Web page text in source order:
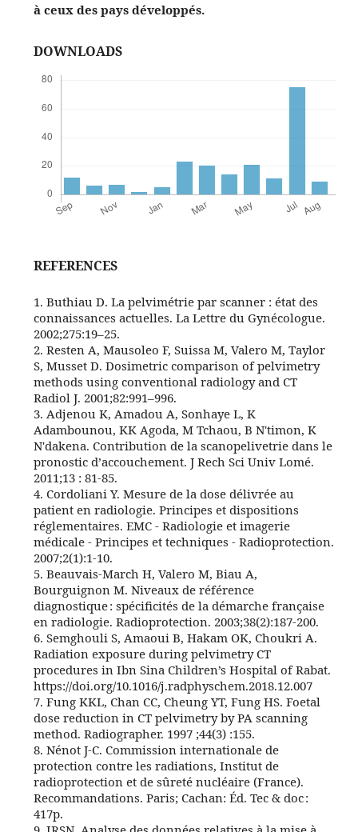
à ceux des pays développés.
DOWNLOADS
REFERENCES
1. Buthiau D. La pelvimétrie par scanner : état des
connaissances actuelles. La Lettre du Gynécologue.
2002;275:19–25.
2. Resten A, Mausoleo F, Suissa M, Valero M, Taylor
S, Musset D. Dosimetric comparison of pelvimetry
methods using conventional radiology and CT
Radiol J. 2001;82:991–996.
3. Adjenou K, Amadou A, Sonhaye L, K
Adambounou, KK Agoda, M Tchaou, B N'timon, K
N'dakena. Contribution de la scanopelivetrie dans le
pronostic d’accouchement. J Rech Sci Univ Lomé.
2011;13 : 81-85.
4. Cordoliani Y. Mesure de la dose délivrée au
patient en radiologie. Principes et dispositions
réglementaires. EMC - Radiologie et imagerie
médicale - Principes et techniques - Radioprotection.
2007;2(1):1‑10.
5. Beauvais-March H, Valero M, Biau A,
Bourguignon M. Niveaux de référence
diagnostique : spécificités de la démarche française
en radiologie. Radioprotection. 2003;38(2):187‑200.
6. Semghouli S, Amaoui B, Hakam OK, Choukri A.
Radiation exposure during pelvimetry CT
procedures in Ibn Sina Children’s Hospital of Rabat.
https://doi.org/10.1016/j.radphyschem.2018.12.007
7. Fung KKL, Chan CC, Cheung YT, Fung HS. Foetal
dose reduction in CT pelvimetry by PA scanning
method. Radiographer. 1997 ;44(3) :155.
8. Nénot J-C. Commission internationale de
protection contre les radiations, Institut de
radioprotection et de sûreté nucléaire (France).
Recommandations. Paris; Cachan: Éd. Tec & doc :
417p.